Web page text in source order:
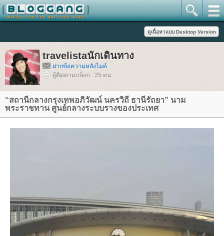
travelistaนักเดินทาง
ฝากข้อความหลังไมค์
ผู้ติดตามบล็อก : 25 คน
“สถานีกลางกรุงเทพอภิวัฒน์ นครวิถี ธานีรัถยา” นาม
พระราชทาน ศูนย์กลางระบบรางของประเทศ